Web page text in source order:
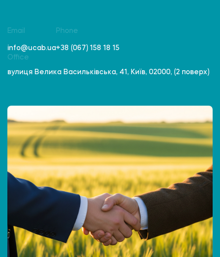
Email
info@ucab.ua
Phone
+38 (067) 158 18 15
Office
вулиця Велика Васильківська, 41, Київ, 02000, (2 поверх)